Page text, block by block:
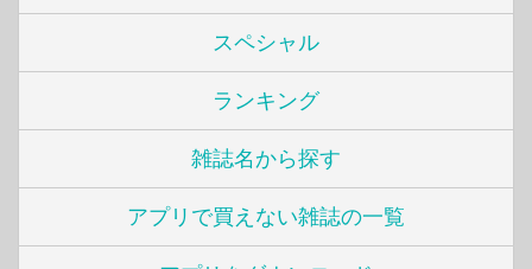
スペシャル
ランキング
雑誌名から探す
アプリで買えない雑誌の一覧